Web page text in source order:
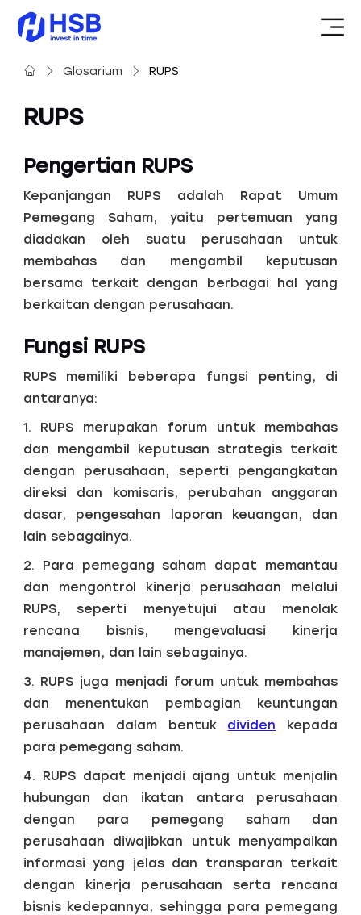
Glosarium RUPS
RUPS
Pengertian RUPS
Kepanjangan RUPS adalah Rapat Umum
Pemegang Saham, yaitu pertemuan yang
diadakan oleh suatu perusahaan untuk
membahas dan mengambil keputusan
bersama terkait dengan berbagai hal yang
berkaitan dengan perusahaan.
Fungsi RUPS
RUPS memiliki beberapa fungsi penting, di
antaranya:
1. RUPS merupakan forum untuk membahas
dan mengambil keputusan strategis terkait
dengan perusahaan, seperti pengangkatan
direksi dan komisaris, perubahan anggaran
dasar, pengesahan laporan keuangan, dan
lain sebagainya.
2. Para pemegang saham dapat memantau
dan mengontrol kinerja perusahaan melalui
RUPS, seperti menyetujui atau menolak
rencana bisnis, mengevaluasi kinerja
manajemen, dan lain sebagainya.
3. RUPS juga menjadi forum untuk membahas
dan menentukan pembagian keuntungan
perusahaan dalam bentuk dividen kepada
para pemegang saham.
4. RUPS dapat menjadi ajang untuk menjalin
hubungan dan ikatan antara perusahaan
dengan para pemegang saham dan
perusahaan diwajibkan untuk menyampaikan
informasi yang jelas dan transparan terkait
dengan kinerja perusahaan serta rencana
bisnis kedepannya, sehingga para pemegang